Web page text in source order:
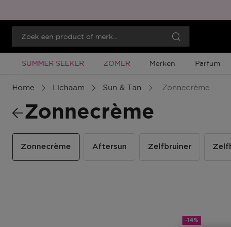
Tijdelijke Promotie
SUMMER SEEKER Tijdelijke Promotie
ZOMER Merken Parfum
Home Lichaam Sun & Tan Zonnecrème
Zonnecrème
Zonnecrème Aftersun Zelfbruiner
-14%